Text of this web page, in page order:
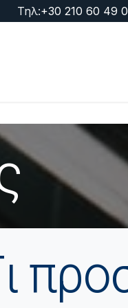
Τηλ:+30 210 60 49